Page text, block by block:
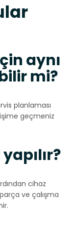
aynı
mi?
planlaması
geçmeniz
cihaz
ve çalışma